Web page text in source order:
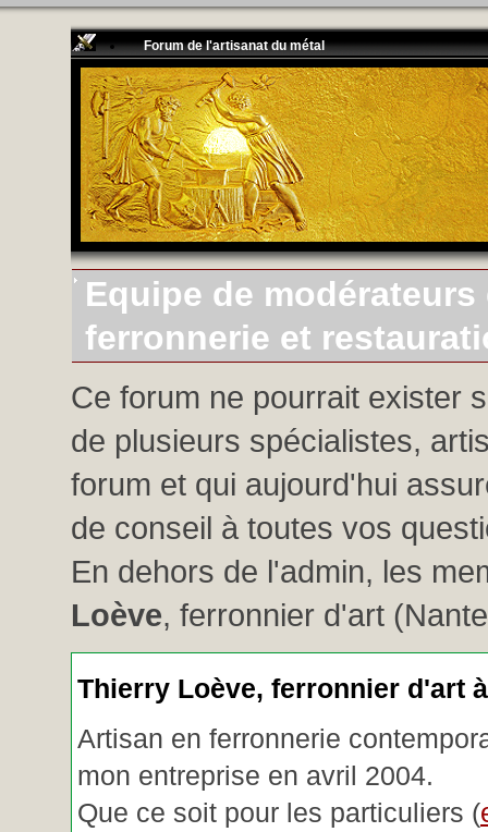
Forum de l'artisanat du métal
Equipe de
ferronnerie et
Ce forum ne pourrait exister
de plusieurs spécialistes,
forum et qui aujourd'hui
de conseil à toutes vos
En dehors de l'admin, les
Loève, ferronnier d'art
Thierry Loève, ferronnier d'art
Artisan en ferronnerie
mon entreprise en avril 2004.
Que ce soit pour les particuliers (